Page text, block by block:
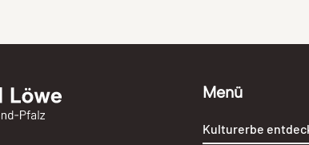
Menü
Kulturerbe